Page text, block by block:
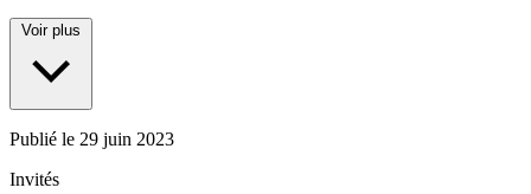
Voir plus
Publié le 29 juin 2023
Invités